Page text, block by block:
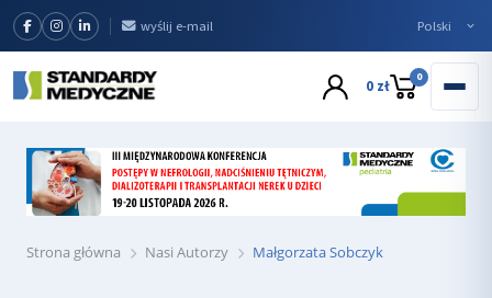
wyślij e-mail
0 zł 0
Strona główna Nasi Autorzy Małgorzata Sobczyk